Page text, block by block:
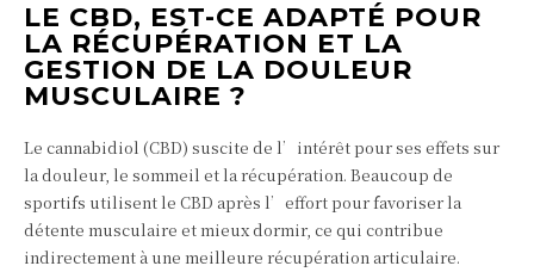
LE CBD, EST-CE ADAPTÉ POUR
LA RÉCUPÉRATION ET LA
GESTION DE LA DOULEUR
MUSCULAIRE ?
Le cannabidiol (CBD) suscite de l’intérêt pour ses effets sur
la douleur, le sommeil et la récupération. Beaucoup de
sportifs utilisent le CBD après l’effort pour favoriser la
détente musculaire et mieux dormir, ce qui contribue
indirectement à une meilleure récupération articulaire.